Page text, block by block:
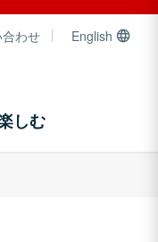
わせ English
しむ